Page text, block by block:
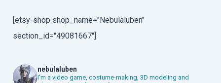
[etsy-shop shop_name="Nebulaluben"
section_id="49081667"]
nebulaluben
I'm a video game, costume-making, 3D modeling and